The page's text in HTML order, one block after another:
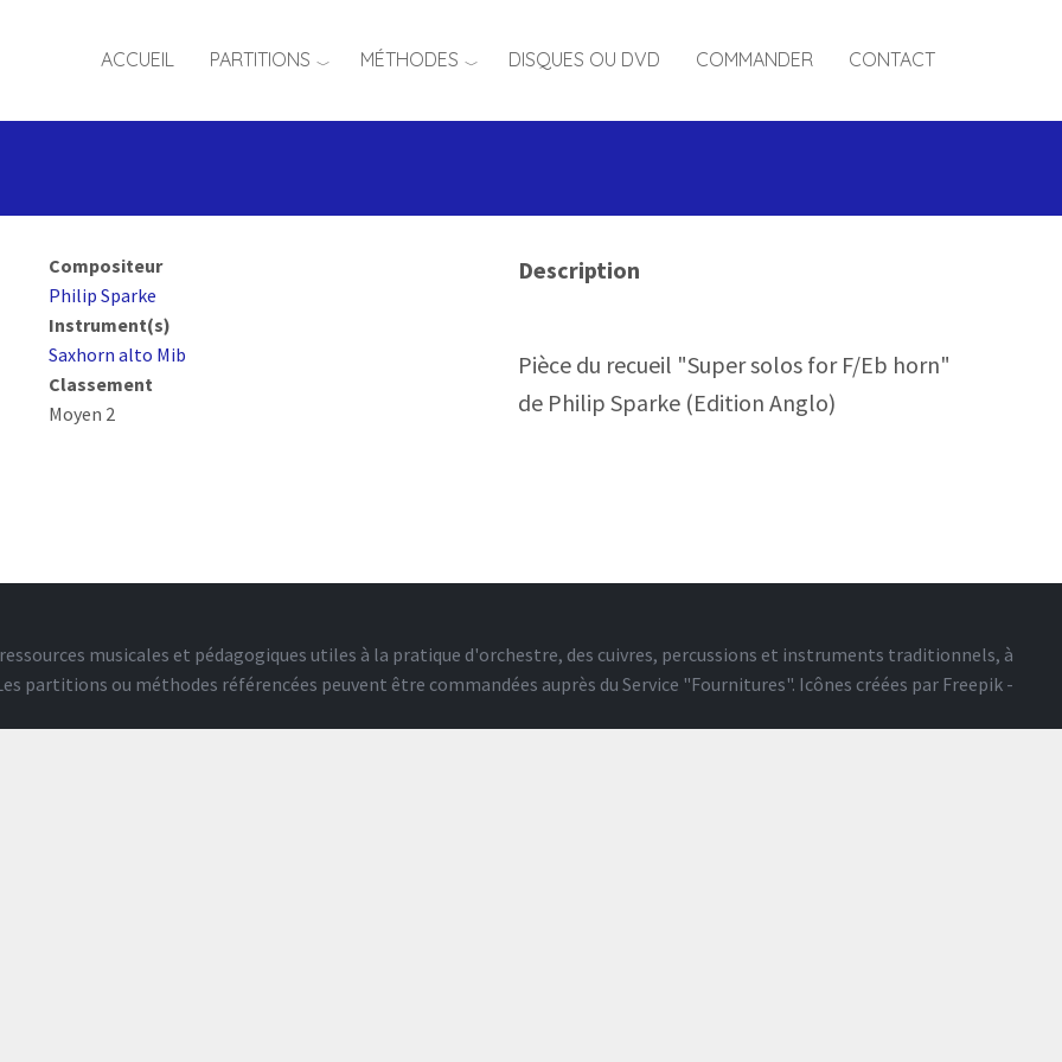
ACCUEIL PARTITIONS MÉTHODES DISQUES OU DVD COMMANDER CONTACT
Compositeur
Philip Sparke
Instrument(s)
Saxhorn alto Mib
Classement
Moyen 2
Description
Pièce du recueil "Super solos for F/Eb horn"
de Philip Sparke (Edition Anglo)
musicales et pédagogiques utiles à la pratique d'orchestre, des cuivres, percussions et instruments traditionnels, à
partitions ou méthodes référencées peuvent être commandées auprès du Service "Fournitures". Icônes créées par Freepik -